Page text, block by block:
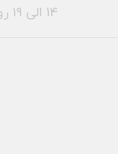
14 الی 19 روز کاری